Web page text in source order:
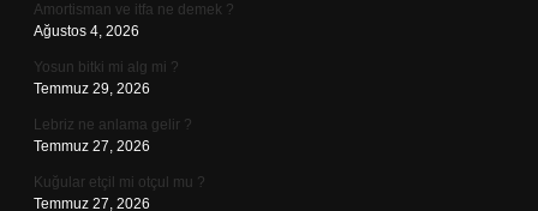
Amortisman ve itfa ne demek ?
Ağustos 4, 2026
Yosun bitki mi alg mi ?
Temmuz 29, 2026
Lebriz ne anlama gelir ?
Temmuz 27, 2026
Kuğular etçil mi otçul mu ?
Temmuz 27, 2026